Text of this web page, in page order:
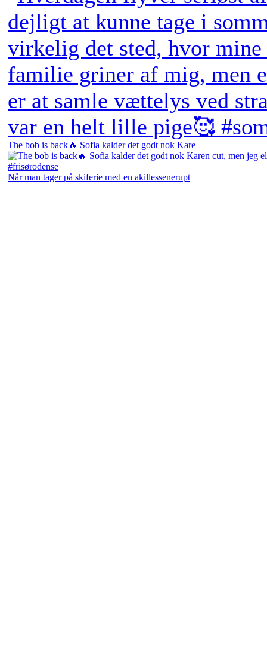
The bob is back🔥 Sofia kalder det godt nok Kare
Når man tager på skiferie med en akillessenerupt